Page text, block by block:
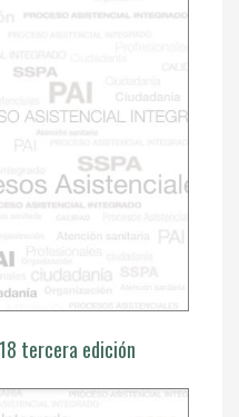
tercera edición